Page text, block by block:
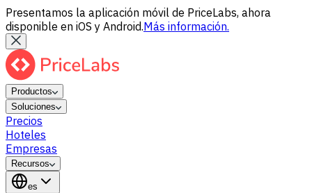
Presentamos la aplicación móvil de PriceLabs, ahora
disponible en iOS y Android.Más información.
Productos
Soluciones
Precios
Hoteles
Empresas
Recursos
es